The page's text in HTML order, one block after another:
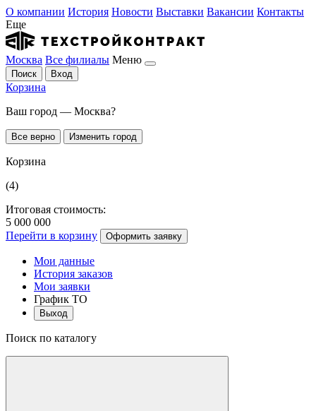
О компании История Новости Выставки Вакансии Контакты
Еще
Москва Все филиалы Меню
Поиск Вход
Корзина
Ваш город — Москва?
Все верно Изменить город
Корзина
(4)
Итоговая стоимость:
5 000 000
Перейти в корзину
Оформить заявку
Мои данные
История заказов
Мои заявки
График ТО
Выход
Поиск по каталогу